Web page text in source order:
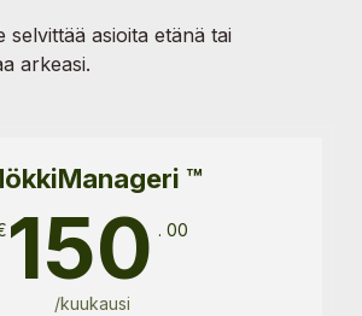
selvittää asioita etänä tai
arkeasi.
™
150 . 00
/kuukausi